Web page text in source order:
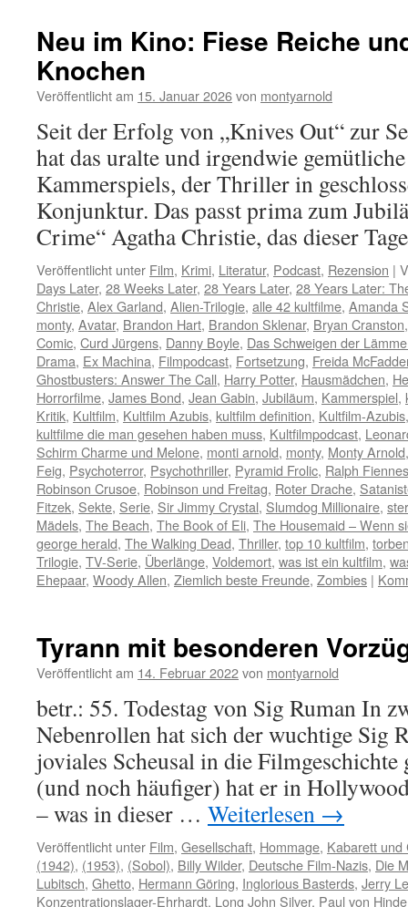
Neu im Kino: Fiese Reiche
Knochen
Veröffentlicht am 15. Januar 2026von montyarnold
Seit der Erfolg von „Knives Out“ zur
hat das uralte und irgendwie
Kammerspiels, der Thriller in
Konjunktur. Das passt prima zum
Crime“ Agatha Christie, das dieser
Veröffentlicht unter Film, Krimi, Literatur, Podcast, Rezension |
Days Later, 28 Weeks Later, 28 Years Later, 28 Years Later:
Christie, Alex Garland, Alien-Trilogie, alle 42 kultfilme, Amanda
monty, Avatar, Brandon Hart, Brandon Sklenar, Bryan Cranston
Comic, Curd Jürgens, Danny Boyle, Das Schweigen der
Drama, Ex Machina, Filmpodcast, Fortsetzung, Freida
Ghostbusters: Answer The Call, Harry Potter, Hausmädchen,
Horrorfilme, James Bond, Jean Gabin, Jubiläum, Kammerspiel,
Kritik, Kultfilm, Kultfilm Azubis, kultfilm definition, Kultfilm-Azubis
kultfilme die man gesehen haben muss, Kultfilmpodcast,
Schirm Charme und Melone, monti arnold, monty, Monty Arnold
Feig, Psychoterror, Psychothriller, Pyramid Frolic, Ralph Fiennes
Robinson Crusoe, Robinson und Freitag, Roter Drache,
Fitzek, Sekte, Serie, Sir Jimmy Crystal, Slumdog Millionaire,
Mädels, The Beach, The Book of Eli, The Housemaid – Wenn
george herald, The Walking Dead, Thriller, top 10 kultfilm,
Trilogie, TV-Serie, Überlänge, Voldemort, was ist ein kultfilm,
Ehepaar, Woody Allen, Ziemlich beste Freunde, Zombies |
Tyrann mit besonderen
Veröffentlicht am 14. Februar 2022von montyarnold
betr.: 55. Todestag von Sig Ruman In
Nebenrollen hat sich der wuchtige Sig
joviales Scheusal in die
(und noch häufiger) hat er in
– was in dieser … Weiterlesen →
Veröffentlicht unter Film, Gesellschaft, Hommage, Kabarett und
(1942), (1953), (Sobol), Billy Wilder, Deutsche Film-Nazis, Die
Lubitsch, Ghetto, Hermann Göring, Inglorious Basterds, Jerry
Konzentrationslager-Ehrhardt, Long John Silver, Paul von